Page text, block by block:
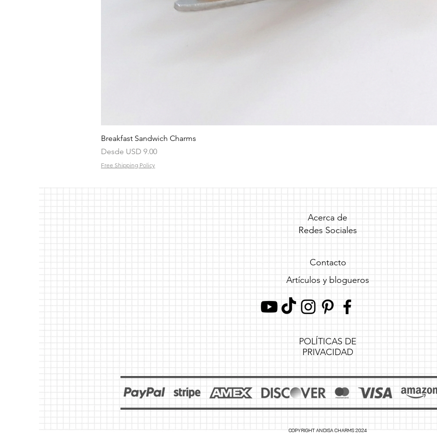
Breakfast Sandwich Charms
Desde USD 9.00
Precio de oferta
Free Shipping Policy
Acerca de
Redes Sociales
Contacto
Artículos y blogueros
POLÍTICAS DE
PRIVACIDAD
COPYRIGHT ANDISA CHARMS 2024